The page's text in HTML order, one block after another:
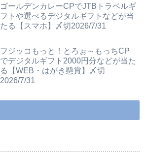
ゴールデンカレーCPでJTBトラベルギ
フトや選べるデジタルギフトなどが当
たる【スマホ】〆切2026/7/31
フジッコもっと！とろぉ～もっちCP
でデジタルギフト2000円分などが当た
る【WEB・はがき懸賞】〆切
2026/7/31